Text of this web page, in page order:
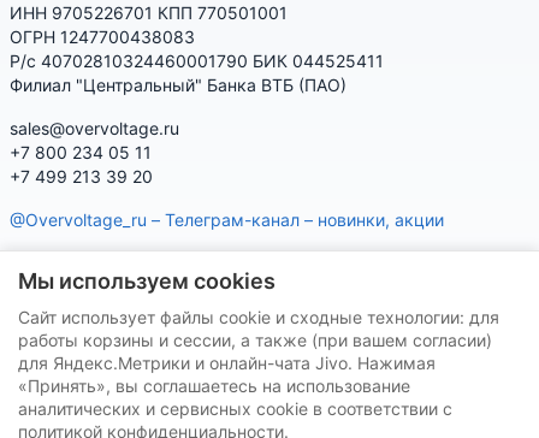
ИНН 9705226701 КПП 770501001
ОГРН 1247700438083
Р/с 40702810324460001790 БИК 044525411
Филиал "Центральный" Банка ВТБ (ПАО)
sales@overvoltage.ru
+7 800 234 05 11
+7 499 213 39 20
@Overvoltage_ru – Телеграм-канал – новинки, акции
характеристики, наличие, подбор
Нашу продукцию Вы можете приобрести на маркетплейсах
Мы используем cookies
Сайт использует файлы cookie и сходные технологии: для
работы корзины и сессии, а также (при вашем согласии)
для Яндекс.Метрики и онлайн-чата Jivo. Нажимая
«Принять», вы соглашаетесь на использование
аналитических и сервисных cookie в соответствии с
политикой конфиденциальности.